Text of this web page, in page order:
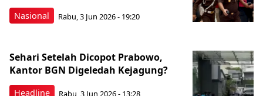
Nasional Rabu, 3 Jun 2026 - 19:20
Headline
Sehari Setelah Dicopot Prabowo,
Kantor BGN Digeledah Kejagung?
Rabu, 3 Jun 2026 - 13:28